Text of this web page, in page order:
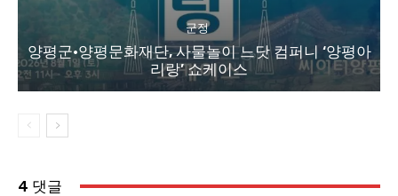
군정
양평군·양평문화재단, 사물놀이 느닷 컴퍼니 ‘양평아
리랑’ 쇼케이스
4 댓글